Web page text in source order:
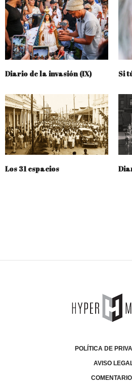
Diario de la invasión (IX) Si
Los 31 espacios
POLÍTICA DE
AVISO